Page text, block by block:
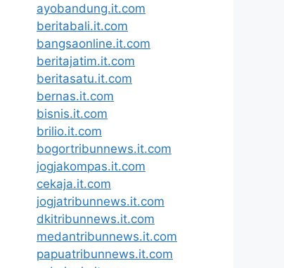
ayobandung.it.com
beritabali.it.com
bangsaonline.it.com
beritajatim.it.com
beritasatu.it.com
bernas.it.com
bisnis.it.com
brilio.it.com
bogortribunnews.it.com
jogjakompas.it.com
cekaja.it.com
jogjatribunnews.it.com
dkitribunnews.it.com
medantribunnews.it.com
papuatribunnews.it.com